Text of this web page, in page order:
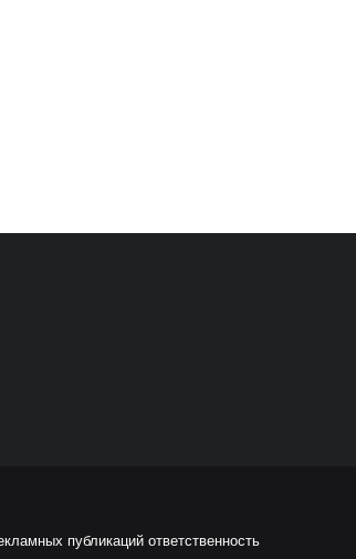
публикаций ответственность